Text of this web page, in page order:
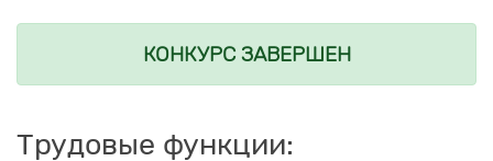
КОНКУРС ЗАВЕРШЕН
Трудовые функции: